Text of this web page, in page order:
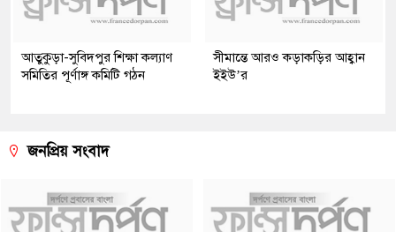
আতুকুড়া-সুবিদপুর শিক্ষা কল্যাণ
সমিতির পূর্ণাঙ্গ কমিটি গঠন
সীমান্তে আরও কড়াকড়ির আহ্বান
ইইউ’র
জনপ্রিয় সংবাদ